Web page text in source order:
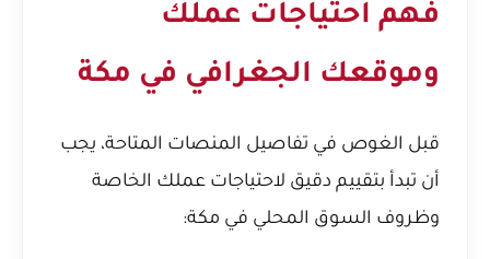
فهم احتياجات عملك
وموقعك الجغرافي في مكة
قبل الغوص في تفاصيل المنصات المتاحة، يجب
أن تبدأ بتقييم دقيق لاحتياجات عملك الخاصة
وظروف السوق المحلي في مكة: